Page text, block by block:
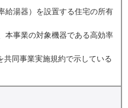
給湯器）を設置する住宅の所有
本事業の対象機器である高効率
同事業実施規約で示している